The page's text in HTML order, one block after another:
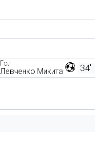
34'
Гол
Левченко Микита